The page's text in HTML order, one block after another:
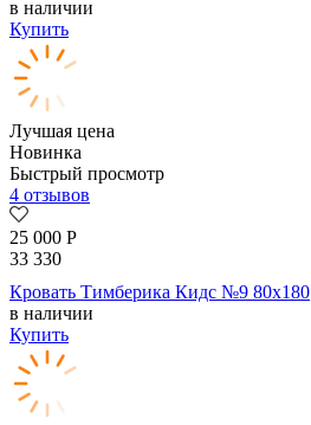
в наличии
Купить
Лучшая цена
Новинка
Быстрый просмотр
4 отзывов
25 000 Р
33 330
Кровать Тимберика Кидс №9 80х180
в наличии
Купить